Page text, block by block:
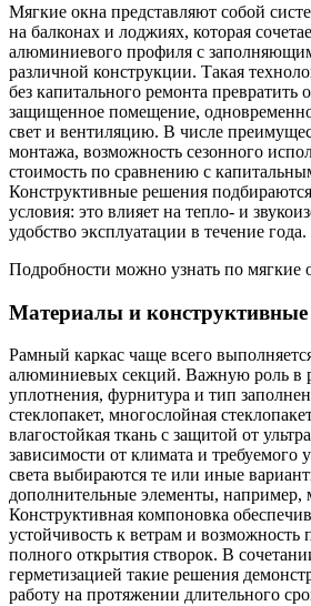
Мягкие окна представляют собой систему закрытия проемов
на балконах и лоджиях, которая
алюминиевого профиля с
различной конструкции. Такая
без капитального ремонта превратить
защищенное помещение,
свет и вентиляцию. В числе
монтажа, возможность сезонного
стоимость по сравнению с
Конструктивные решения
условия: это влияет на тепло- и
удобство эксплуатации в течение года.
Подробности можно узнать по мягкие
Материалы и конструктивные
Рамный каркас чаще всего
алюминиевых секций. Важную роль в
уплотнения, фурнитура и тип
стеклопакет, многослойная
влагостойкая ткань с защитой от
зависимости от климата и требуемого
света выбираются те или иные
дополнительные элементы, например,
Конструктивная компоновка
устойчивость к ветрам и возможность
полного открытия створок. В
герметизацией такие решения
работу на протяжении длительного